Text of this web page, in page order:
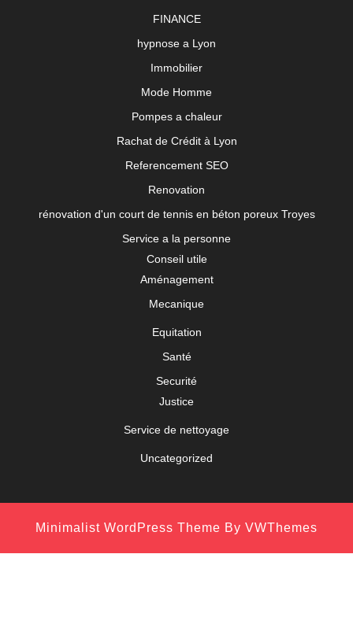
FINANCE
hypnose a Lyon
Immobilier
Mode Homme
Pompes a chaleur
Rachat de Crédit à Lyon
Referencement SEO
Renovation
rénovation d'un court de tennis en béton poreux Troyes
Service a la personne
Conseil utile
Aménagement
Mecanique
Equitation
Santé
Securité
Justice
Service de nettoyage
Uncategorized
Minimalist WordPress Theme By VWThemes